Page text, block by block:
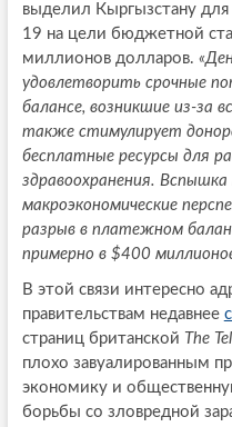
выделил Кыргызстану
19 на цели бюджетной
миллионов долларов.
удовлетворить срочные
балансе, возникшие из-за
также стимулирует
бесплатные ресурсы для
здравоохранения.
макроэкономические
разрыв в платежном
примерно в $400
В этой связи интересно
правительствам недавнее
страниц британской The
плохо завуалированным
экономику и
борьбы со зловредной